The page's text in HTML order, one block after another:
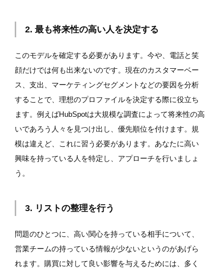
2. 最も将来性の高い人を決定する
このモデルを確定する必要があります。今や、電話と笑
顔だけでは何も出来ないのです。現在のカスタマーベー
ス、支出、マーケティングセグメントなどの要因を分析
することで、理想のプロファイルを決定する際に役立ち
ます。例えばHubSpotは大規模な調査によって将来性の高
いであろう人々を見つけ出し、優先順位を付けます。規
模は違えど、これに習う必要があります。あなたに高い
興味を持っている人を特定し、アプローチを行いましょ
う。
3. リストの整理を行う
問題のひとつに、高い関心を持っている相手について、
営業チームの持っている情報が少ないというのがあげら
れます。購買に対して良い影響を与えるためには、多く